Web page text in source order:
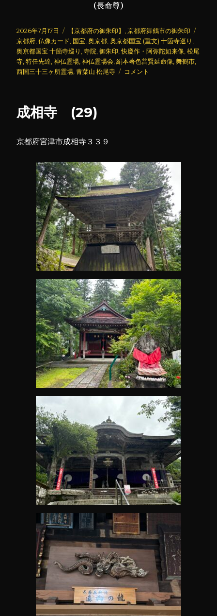
(長命尊)
投
稿
日:
2026年7月17日
カ
テ
ゴ
リ
ー
【京都府の御朱印】 ,京都府舞鶴市の御朱印
京都府 ,仏像カード 国宝 ,奥京都 ,奥京都国宝 (重文) 十箇寺巡り
奥京都国宝 十箇寺巡り ,寺院 ,御朱印 ,快慶作・阿弥陀如来像 ,松尾
寺 ,特任先達 ,神仏霊場 ,神仏霊場会 ,絹本著色普賢延命像 ,舞鶴市
西国三十三ヶ所霊場 ,青葉山 松尾寺
松
コメント
成相寺 (29)
京都府宮津市成相寺３３９